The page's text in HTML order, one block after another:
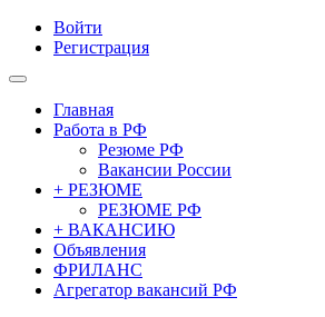
Войти
Регистрация
Главная
Работа в РФ
Резюме РФ
Вакансии России
+ РЕЗЮМЕ
РЕЗЮМЕ РФ
+ ВАКАНСИЮ
Объявления
ФРИЛАНС
Агрегатор вакансий РФ